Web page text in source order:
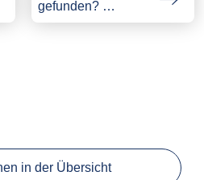
gefunden? …
in der Übersicht